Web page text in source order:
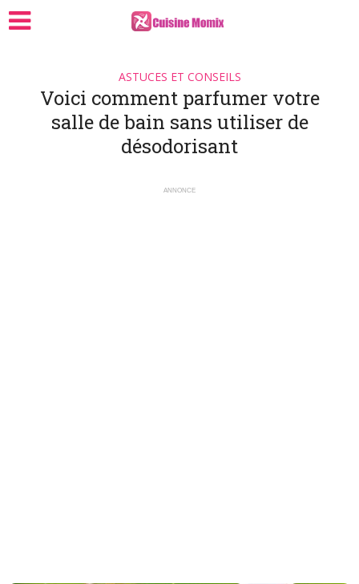
ASTUCES ET CONSEILS
Voici comment parfumer votre
salle de bain sans utiliser de
désodorisant
ANNONCE